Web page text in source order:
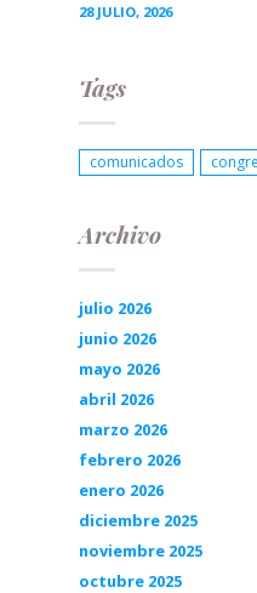
28 JULIO, 2026
Tags
comunicados
Archivo
julio 2026
junio 2026
mayo 2026
abril 2026
marzo 2026
febrero 2026
enero 2026
diciembre 2025
noviembre 2025
octubre 2025